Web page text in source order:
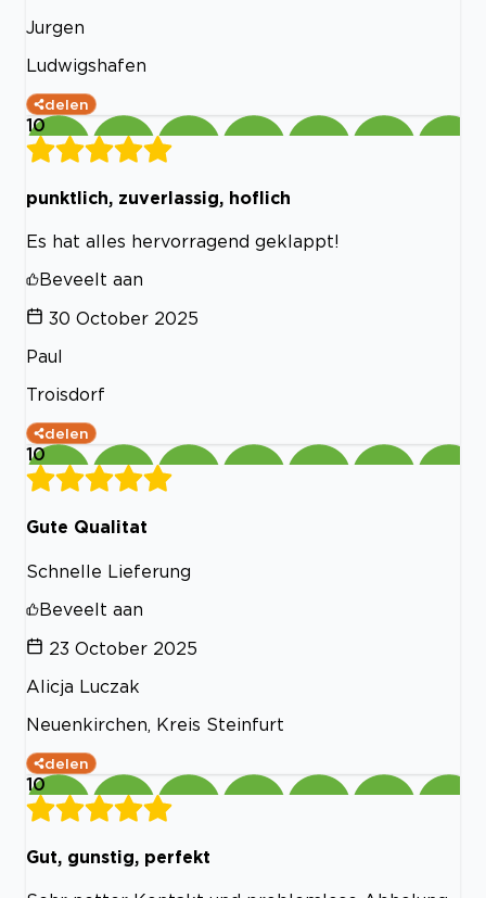
Jurgen
Ludwigshafen
delen
10
punktlich, zuverlassig, hoflich
Es hat alles hervorragend geklappt!
Beveelt aan
30 October 2025
Paul
Troisdorf
delen
10
Gute Qualitat
Schnelle Lieferung
Beveelt aan
23 October 2025
Alicja Luczak
Neuenkirchen, Kreis Steinfurt
delen
10
Gut, gunstig, perfekt